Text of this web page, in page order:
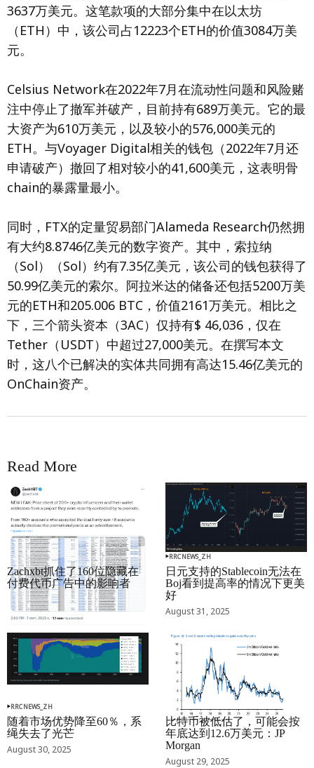
3637万美元。这笔款项的大部分集中在以太坊
（ETH）中，该公司占12223个ETH的价值3084万美
元。
Celsius Network在2022年7月在流动性问题和风险赌
注中停止了撤军并破产，目前持有689万美元。它的最
大资产为610万美元，以及较小的576,000美元的
ETH。与Voyager Digital相关的钱包（2022年7月还
申请破产）撤回了相对较小的41,600美元，这表明骨
chain的暴露量最小。
同时，FTX的定量贸易部门Alameda Research仍然拥
有大约8.8746亿美元的数字资产。其中，索拉纳
（Sol）（Sol）约有7.35亿美元，该公司的钱包获得了
50.99亿美元的索尔。阿拉米达的储备还包括5200万美
元的ETH和205.006 BTC，价值2161万美元。相比之
下，三个箭头资本（3AC）仅持有$ 46,036，仅在
Tether（USDT）中超过27,000美元。在撰写本文
时，这八个已解决的实体共同拥有高达15.46亿美元的
OnChain资产。
Read More
RRCNEWS_ZH
Zachxbt抓住了160位隐藏在
付费代币广告中的影响者
September 01, 2025
RRCNEWS_ZH
日元支持的Stablecoin无法在
Boj看到提高率的情况下更美
好
August 31, 2025
RRCNEWS_ZH
随着市场优势降至60％，系
绳失去了光芒
August 30, 2025
RRCNEWS_ZH
比特币被低估了，可能会按
年底达到12.6万美元：JP
Morgan
August 29, 2025